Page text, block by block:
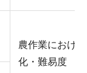
農作業におけ
化・難易度